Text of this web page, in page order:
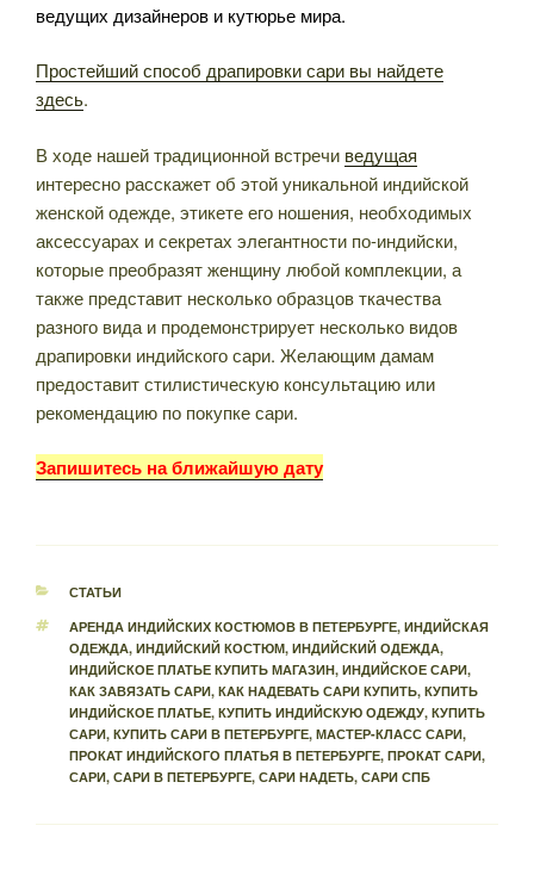
ведущих дизайнеров и кутюрье мира.
Простейший способ драпировки сари вы найдете
здесь.
В ходе нашей традиционной встречи ведущая
интересно расскажет об этой уникальной индийской
женской одежде, этикете его ношения, необходимых
аксессуарах и секретах элегантности по-индийски,
которые преобразят женщину любой комплекции, а
также представит несколько образцов ткачества
разного вида и продемонстрирует несколько видов
драпировки индийского сари. Желающим дамам
предоставит стилистическую консультацию или
рекомендацию по покупке сари.
Запишитесь на ближайшую дату
РУБРИКИ
СТАТЬИ
МЕТКИ
АРЕНДА ИНДИЙСКИХ КОСТЮМОВ В ПЕТЕРБУРГЕ, ИНДИЙСКАЯ
ОДЕЖДА, ИНДИЙСКИЙ КОСТЮМ, ИНДИЙСКИЙ ОДЕЖДА,
ИНДИЙСКОЕ ПЛАТЬЕ КУПИТЬ МАГАЗИН, ИНДИЙСКОЕ САРИ,
КАК ЗАВЯЗАТЬ САРИ, КАК НАДЕВАТЬ САРИ КУПИТЬ, КУПИТЬ
ИНДИЙСКОЕ ПЛАТЬЕ, КУПИТЬ ИНДИЙСКУЮ ОДЕЖДУ, КУПИТЬ
САРИ, КУПИТЬ САРИ В ПЕТЕРБУРГЕ, МАСТЕР-КЛАСС САРИ,
ПРОКАТ ИНДИЙСКОГО ПЛАТЬЯ В ПЕТЕРБУРГЕ, ПРОКАТ САРИ,
САРИ, САРИ В ПЕТЕРБУРГЕ, САРИ НАДЕТЬ, САРИ СПБ